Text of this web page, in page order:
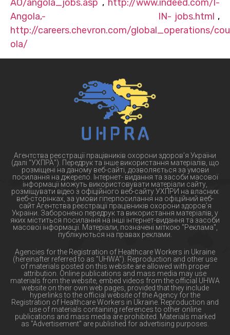
AO/angola_jobs.asp , http://www.indeed.com/l-
Angola,- IN- jobs.html ,
http://careers.chevron.com/global_operations/
ola/
Агентства реєстрації працівників охорони здоров’я України
(далі "УХПРА"). Передрук та інше використання матеріалів, що
розміщені на даному веб-сайті, дозволяється за умови
посилання на джерело. Інтернет- видання та засоби масової
інформації можуть використовувати матеріали сайту,
розміщувати відео з офіційного веб-сайту УХПРИ на власних
веб-сторінках, за умови гіперпосилання на офіційний веб-
сайт Агентства реєстрації працівників охорони здоров’я
України. Заборонено передрук та використання матеріалів, у
яких міститься посилання на інші інтернет-видання та засоби
масової інформації. Матеріали, позначені міткою "Реклама",
публікуються на правах реклами.
Agencies for the Registration of Healthcare Workers in Ukraine
(hereinafter referred to as "UHWA"). Reproduction and other use
of materials posted on this website are allowed with proper
attribution. Online publications and mass media may use
materials from the website, embed videos from the official UHWA
website on their own web pages, provided that they include
hyperlinks to the official website of the Agency for the
Registration of Healthcare Workers in Ukraine. Reproduction and
use of materials containing references to other online
publications and mass media are prohibited. Materials marked
as "Advertisement" are published for advertising purposes.